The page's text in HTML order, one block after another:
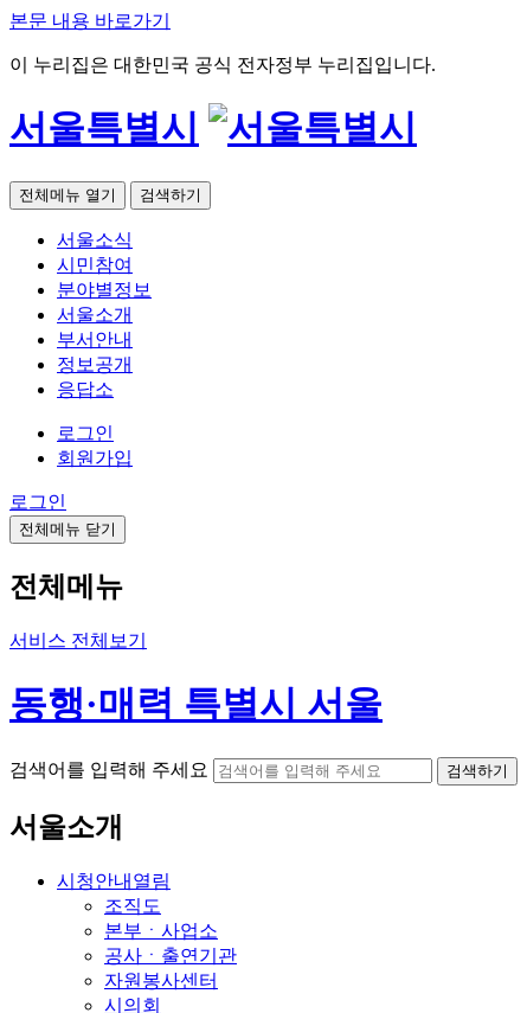
본문 내용 바로가기
이 누리집은 대한민국 공식 전자정부 누리집입니다.
서울특별시
전체메뉴 열기 검색하기
서울소식
시민참여
분야별정보
서울소개
부서안내
정보공개
응답소
로그인
회원가입
로그인
전체메뉴 닫기
전체메뉴
서비스 전체보기
동행·매력 특별시 서울
검색어를 입력해 주세요 검색하기
서울소개
시청안내 열림
조직도
본부ㆍ사업소
공사ㆍ출연기관
자원봉사센터
시의회